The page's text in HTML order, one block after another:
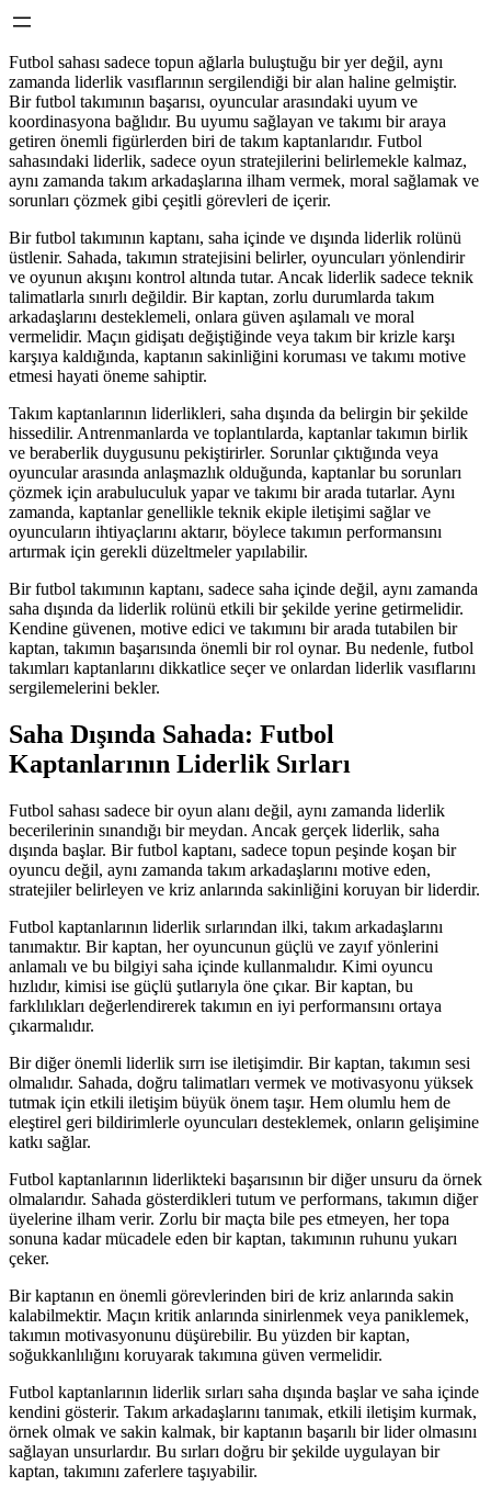
Futbol sahası sadece topun ağlarla buluştuğu bir yer değil, aynı
zamanda liderlik vasıflarının sergilendiği bir alan haline gelmiştir.
Bir futbol takımının başarısı, oyuncular arasındaki uyum ve
koordinasyona bağlıdır. Bu uyumu sağlayan ve takımı bir araya
getiren önemli figürlerden biri de takım kaptanlarıdır. Futbol
sahasındaki liderlik, sadece oyun stratejilerini belirlemekle kalmaz,
aynı zamanda takım arkadaşlarına ilham vermek, moral sağlamak ve
sorunları çözmek gibi çeşitli görevleri de içerir.
Bir futbol takımının kaptanı, saha içinde ve dışında liderlik rolünü
üstlenir. Sahada, takımın stratejisini belirler, oyuncuları yönlendirir
ve oyunun akışını kontrol altında tutar. Ancak liderlik sadece teknik
talimatlarla sınırlı değildir. Bir kaptan, zorlu durumlarda takım
arkadaşlarını desteklemeli, onlara güven aşılamalı ve moral
vermelidir. Maçın gidişatı değiştiğinde veya takım bir krizle karşı
karşıya kaldığında, kaptanın sakinliğini koruması ve takımı motive
etmesi hayati öneme sahiptir.
Takım kaptanlarının liderlikleri, saha dışında da belirgin bir şekilde
hissedilir. Antrenmanlarda ve toplantılarda, kaptanlar takımın birlik
ve beraberlik duygusunu pekiştirirler. Sorunlar çıktığında veya
oyuncular arasında anlaşmazlık olduğunda, kaptanlar bu sorunları
çözmek için arabuluculuk yapar ve takımı bir arada tutarlar. Aynı
zamanda, kaptanlar genellikle teknik ekiple iletişimi sağlar ve
oyuncuların ihtiyaçlarını aktarır, böylece takımın performansını
artırmak için gerekli düzeltmeler yapılabilir.
Bir futbol takımının kaptanı, sadece saha içinde değil, aynı zamanda
saha dışında da liderlik rolünü etkili bir şekilde yerine getirmelidir.
Kendine güvenen, motive edici ve takımını bir arada tutabilen bir
kaptan, takımın başarısında önemli bir rol oynar. Bu nedenle, futbol
takımları kaptanlarını dikkatlice seçer ve onlardan liderlik vasıflarını
sergilemelerini bekler.
Saha Dışında Sahada: Futbol
Kaptanlarının Liderlik Sırları
Futbol sahası sadece bir oyun alanı değil, aynı zamanda liderlik
becerilerinin sınandığı bir meydan. Ancak gerçek liderlik, saha
dışında başlar. Bir futbol kaptanı, sadece topun peşinde koşan bir
oyuncu değil, aynı zamanda takım arkadaşlarını motive eden,
stratejiler belirleyen ve kriz anlarında sakinliğini koruyan bir liderdir.
Futbol kaptanlarının liderlik sırlarından ilki, takım arkadaşlarını
tanımaktır. Bir kaptan, her oyuncunun güçlü ve zayıf yönlerini
anlamalı ve bu bilgiyi saha içinde kullanmalıdır. Kimi oyuncu
hızlıdır, kimisi ise güçlü şutlarıyla öne çıkar. Bir kaptan, bu
farklılıkları değerlendirerek takımın en iyi performansını ortaya
çıkarmalıdır.
Bir diğer önemli liderlik sırrı ise iletişimdir. Bir kaptan, takımın sesi
olmalıdır. Sahada, doğru talimatları vermek ve motivasyonu yüksek
tutmak için etkili iletişim büyük önem taşır. Hem olumlu hem de
eleştirel geri bildirimlerle oyuncuları desteklemek, onların gelişimine
katkı sağlar.
Futbol kaptanlarının liderlikteki başarısının bir diğer unsuru da örnek
olmalarıdır. Sahada gösterdikleri tutum ve performans, takımın diğer
üyelerine ilham verir. Zorlu bir maçta bile pes etmeyen, her topa
sonuna kadar mücadele eden bir kaptan, takımının ruhunu yukarı
çeker.
Bir kaptanın en önemli görevlerinden biri de kriz anlarında sakin
kalabilmektir. Maçın kritik anlarında sinirlenmek veya paniklemek,
takımın motivasyonunu düşürebilir. Bu yüzden bir kaptan,
soğukkanlılığını koruyarak takımına güven vermelidir.
Futbol kaptanlarının liderlik sırları saha dışında başlar ve saha içinde
kendini gösterir. Takım arkadaşlarını tanımak, etkili iletişim kurmak,
örnek olmak ve sakin kalmak, bir kaptanın başarılı bir lider olmasını
sağlayan unsurlardır. Bu sırları doğru bir şekilde uygulayan bir
kaptan, takımını zaferlere taşıyabilir.